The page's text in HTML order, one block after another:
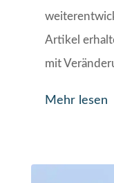
Artikel
mit
Mehr lesen